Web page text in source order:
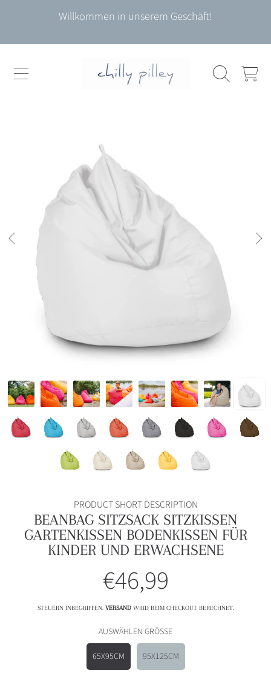
DIREKT ZUM INHALT
Willkommen in unserem Geschäft!
PRODUCT SHORT DESCRIPTION
BEANBAG SITZSACK SITZKISSEN
GARTENKISSEN BODENKISSEN FÜR
KINDER UND ERWACHSENE
Normalpreis
€46,99
STEUERN INBEGRIFFEN. VERSANDWIRD BEIM CHECKOUT BERECHNET.
AUSWÄHLEN GRÖSSE
65X95CM 95X125CM